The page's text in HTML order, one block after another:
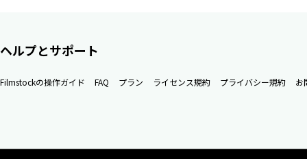
ヘルプとサポート
Filmstockの操作ガイド FAQ プラン ライセンス規約 プライバシー規約 お